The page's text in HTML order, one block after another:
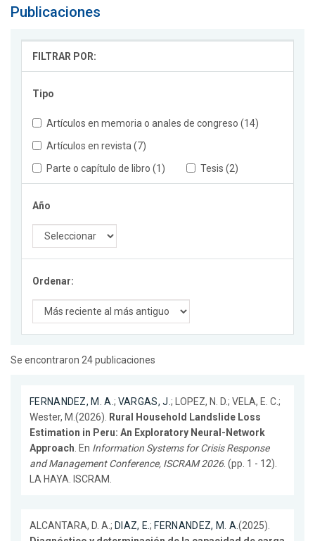
Publicaciones
FILTRAR POR:
Tipo
Artículos en memoria o anales de congreso (14)
Artículos en revista (7)
Parte o capítulo de libro (1)
Tesis (2)
Año
Ordenar:
Se encontraron 24 publicaciones
FERNANDEZ, M. A.; VARGAS, J.; LOPEZ, N. D.; VELA, E. C.;
Wester, M.(2026). Rural Household Landslide Loss
Estimation in Peru: An Exploratory Neural-Network
Approach. En Information Systems for Crisis Response
and Management Conference, ISCRAM 2026. (pp. 1 - 12).
LA HAYA. ISCRAM.
ALCANTARA, D. A.; DIAZ, E.; FERNANDEZ, M. A.(2025).